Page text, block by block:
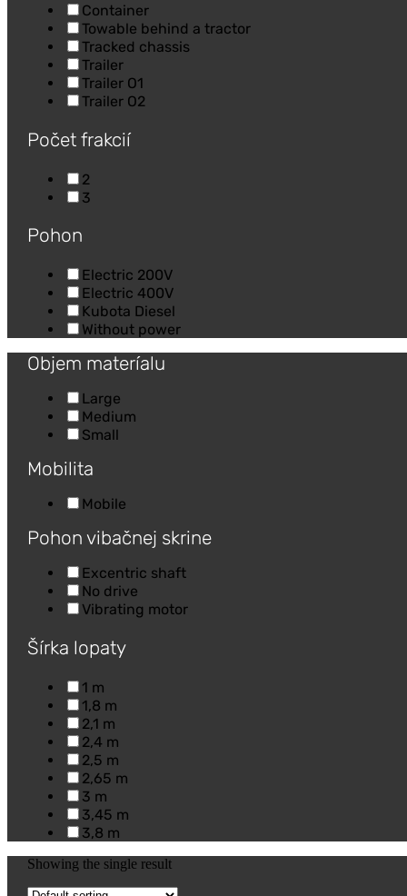
Container
Towable behind a tractor
Tracked chassis
Trailer
Trailer O1
Trailer O2
Počet frakcií
2
3
Pohon
Electric 200V
Electric 400V
Kubota Diesel
Without power
Objem materíalu
Large
Medium
Small
Mobilita
Mobile
Pohon vibačnej skrine
Excentric shaft
No drive
Vibrating motor
Šírka lopaty
1 m
1,8 m
2,1 m
2,4 m
2,5 m
2,65 m
3 m
3,45 m
3,8 m
Showing the single result